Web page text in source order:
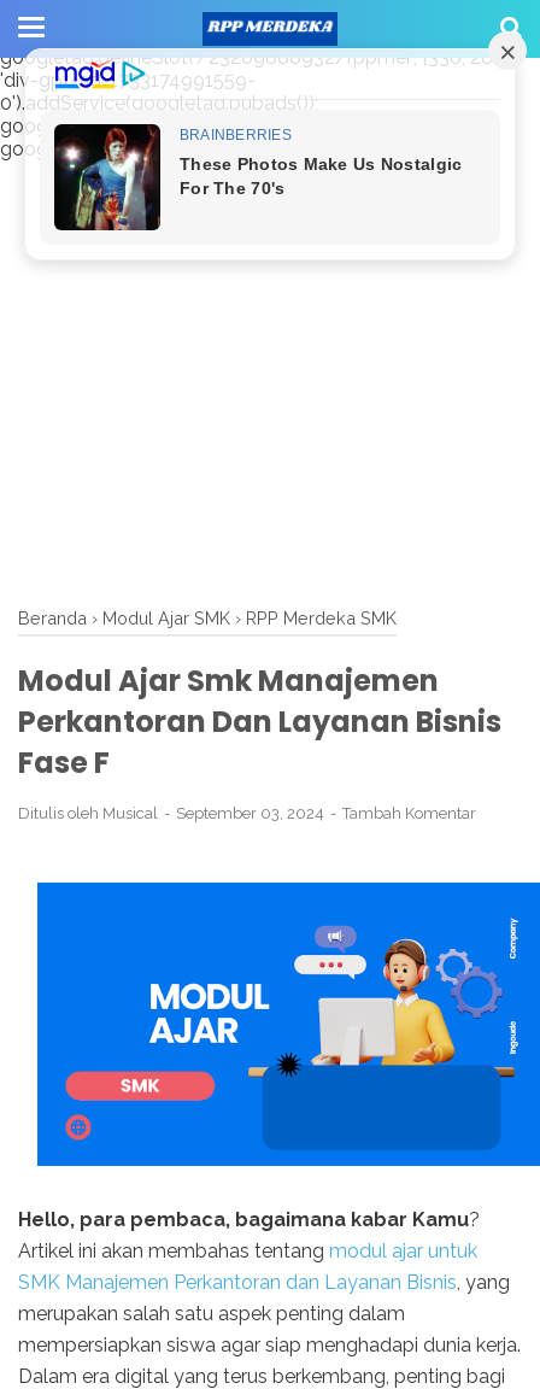
window.googletag = window.googletag || {cmd: []};
googletag.cmd.push(function() {
googletag.defineSlot('/23209888932/rppmer', [336, 280],
'div-gpt-ad-1733174991559-
0').addService(googletag.pubads());
googletag.pubads().enableSingleRequest();
googletag.enableServices(); });
Beranda › Modul Ajar SMK › RPP Merdeka SMK
Modul Ajar Smk Manajemen
Perkantoran Dan Layanan Bisnis
Fase F
Ditulis oleh Musical September 03, 2024 Tambah Komentar
Hello, para pembaca, bagaimana kabar Kamu?
Artikel ini akan membahas tentang modul ajar untuk
SMK Manajemen Perkantoran dan Layanan Bisnis, yang
merupakan salah satu aspek penting dalam
mempersiapkan siswa agar siap menghadapi dunia kerja.
Dalam era digital yang terus berkembang, penting bagi